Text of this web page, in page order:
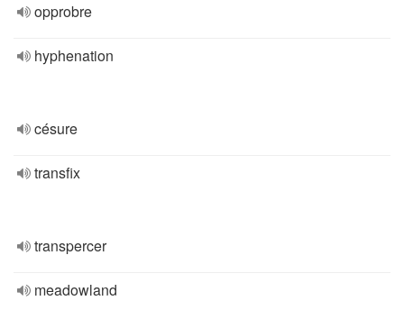
opprobre
hyphenation
césure
transfix
transpercer
meadowland